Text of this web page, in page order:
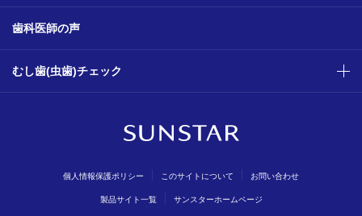
歯科医師の声
むし歯(虫歯)チェック
個人情報保護ポリシー このサイトについて お問い合わせ
製品サイト一覧 サンスターホームページ